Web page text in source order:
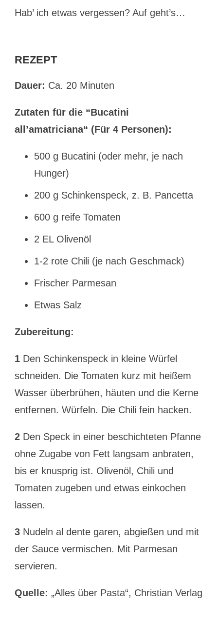
Hab’ ich etwas vergessen? Auf geht’s…
REZEPT
Dauer: Ca. 20 Minuten
Zutaten für die “Bucatini
all’amatriciana“ (Für 4 Personen):
500 g Bucatini (oder mehr, je nach
Hunger)
200 g Schinkenspeck, z. B. Pancetta
600 g reife Tomaten
2 EL Olivenöl
1-2 rote Chili (je nach Geschmack)
Frischer Parmesan
Etwas Salz
Zubereitung:
1Den Schinkenspeck in kleine Würfel
schneiden. Die Tomaten kurz mit heißem
Wasser überbrühen, häuten und die Kerne
entfernen. Würfeln. Die Chili fein hacken.
2Den Speck in einer beschichteten Pfanne
ohne Zugabe von Fett langsam anbraten,
bis er knusprig ist. Olivenöl, Chili und
Tomaten zugeben und etwas einkochen
lassen.
3Nudeln al dente garen, abgießen und mit
der Sauce vermischen. Mit Parmesan
servieren.
Quelle: „Alles über Pasta“, Christian Verlag